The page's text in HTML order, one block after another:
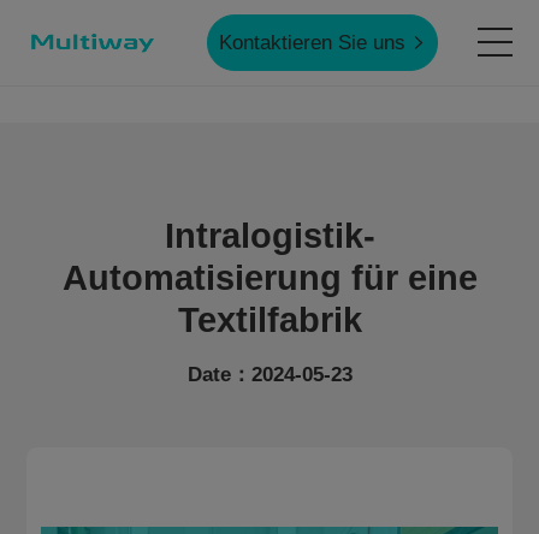
Kontaktieren Sie uns
Intralogistik-
Automatisierung für eine
Textilfabrik
Date：2024-05-23